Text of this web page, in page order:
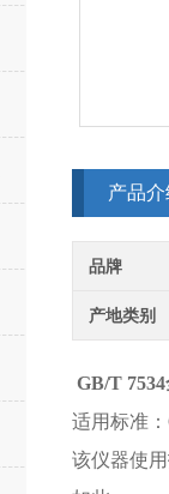
产品介
品牌
产地类别
GB/T
适用标准
该仪器使